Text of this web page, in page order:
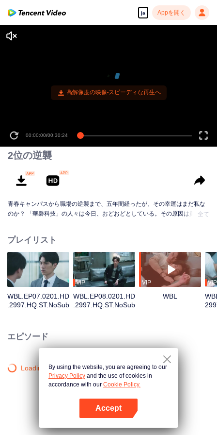
ja Appを開く
高解像度の映像•スピーディな再生へ
00:00:00/00:30:24
2位の逆襲
青春キャンパスから職場の逆襲まで、五年間経ったが、その幸運はまだ私な
のか？ 「華磬科技」の人々は今日、おどおどとしている。その原因は買収さ
きない。さらに整合に派遣されている担当者は人を殺してもまばたきもしな
いような冷酷な人だと聞いて、もっと心配することになる。 シュウ・ショイ
ツは怒り目で、気楽ようなコウ・シトクに睨んでいて、五年の間に、二人の
男の子が男に成長した。シュウ・ショイツは若い時の軽はずみの感情を十分
に認識できて、负けず嫌いな彼は気がないなら、別れると決めた。五年後、
る。良心がなく悪意に捨てられて、いつもの第二位は逆襲を決定して、学業
で勝てないかもしれないが、仕事上では、彼に買収側の誇りというものを教
全て
プレイリスト
WBL.EP07.0201.HD
.2997.HQ.ST.NoSub
VIP
WBL.EP08.0201.HD
.2997.HQ.ST.NoSub
VIP
WBL
VIP
エピソード
Loading…By using the website, you are agreeing to our
Privacy Policy and the use of cookies in
accordance with our Cookie Policy.
Accept